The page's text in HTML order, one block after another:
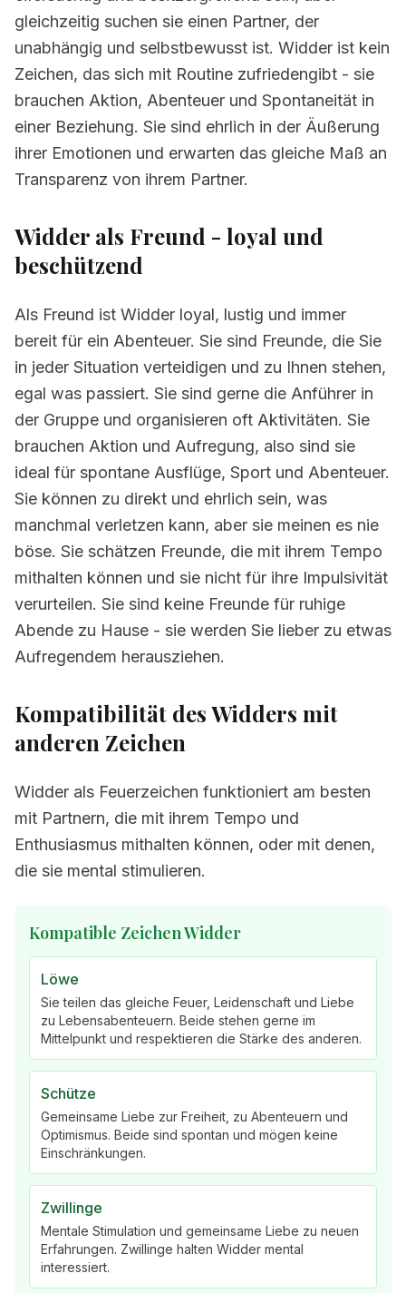
gleichzeitig suchen sie einen Partner, der
unabhängig und selbstbewusst ist. Widder ist kein
Zeichen, das sich mit Routine zufriedengibt - sie
brauchen Aktion, Abenteuer und Spontaneität in
einer Beziehung. Sie sind ehrlich in der Äußerung
ihrer Emotionen und erwarten das gleiche Maß an
Transparenz von ihrem Partner.
Widder als Freund - loyal und
beschützend
Als Freund ist Widder loyal, lustig und immer
bereit für ein Abenteuer. Sie sind Freunde, die Sie
in jeder Situation verteidigen und zu Ihnen stehen,
egal was passiert. Sie sind gerne die Anführer in
der Gruppe und organisieren oft Aktivitäten. Sie
brauchen Aktion und Aufregung, also sind sie
ideal für spontane Ausflüge, Sport und Abenteuer.
Sie können zu direkt und ehrlich sein, was
manchmal verletzen kann, aber sie meinen es nie
böse. Sie schätzen Freunde, die mit ihrem Tempo
mithalten können und sie nicht für ihre Impulsivität
verurteilen. Sie sind keine Freunde für ruhige
Abende zu Hause - sie werden Sie lieber zu etwas
Aufregendem herausziehen.
Kompatibilität des Widders mit
anderen Zeichen
Widder als Feuerzeichen funktioniert am besten
mit Partnern, die mit ihrem Tempo und
Enthusiasmus mithalten können, oder mit denen,
die sie mental stimulieren.
Kompatible Zeichen Widder
Löwe
Sie teilen das gleiche Feuer, Leidenschaft und Liebe
zu Lebensabenteuern. Beide stehen gerne im
Mittelpunkt und respektieren die Stärke des anderen.
Schütze
Gemeinsame Liebe zur Freiheit, zu Abenteuern und
Optimismus. Beide sind spontan und mögen keine
Einschränkungen.
Zwillinge
Mentale Stimulation und gemeinsame Liebe zu neuen
Erfahrungen. Zwillinge halten Widder mental
interessiert.